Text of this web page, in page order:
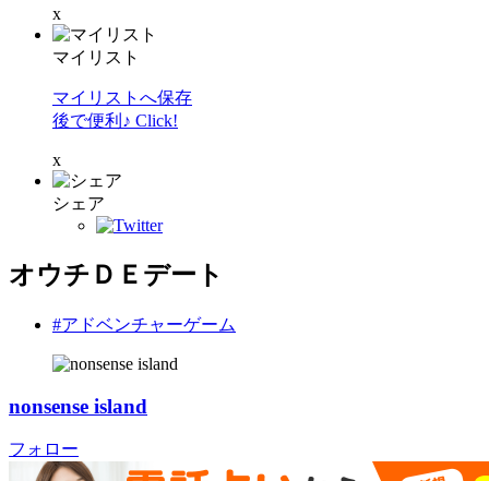
x
マイリスト
マイリストへ保存
後で便利♪ Click!
x
シェア
オウチＤＥデート
#アドベンチャーゲーム
nonsense island
フォロー